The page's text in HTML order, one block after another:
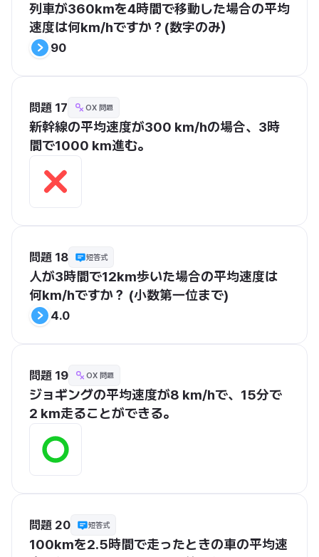
列車が360kmを4時間で移動した場合の平均
速度は何km/hですか？(数字のみ）
90
問題 17 OX 問題
新幹線の平均速度が300 km/hの場合、3時
間で1000 km進む。
問題 18 短答式
人が3時間で12km歩いた場合の平均速度は
何km/hですか？ (小数第一位まで)
4.0
問題 19 OX 問題
ジョギングの平均速度が8 km/hで、15分で
2 km走ることができる。
問題 20 短答式
100kmを2.5時間で走ったときの車の平均速